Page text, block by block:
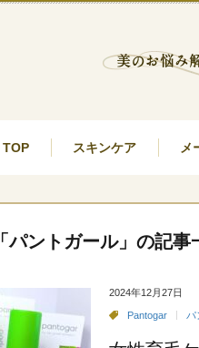
TOP スキンケア メ
「パントガール」の記事
2024年12月27日
Pantogar パ